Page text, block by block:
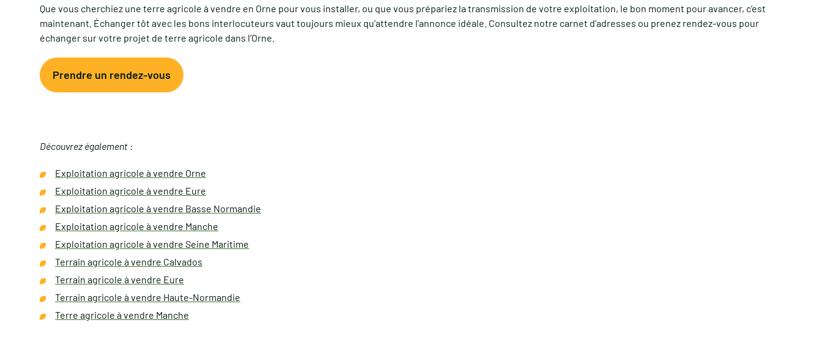
Que vous cherchiez une terre agricole à vendre en Orne pour vous installer, ou que vous prépariez la transmission de votre exploitation, le bon moment pour avancer, c’est
maintenant. Échanger tôt avec les bons interlocuteurs vaut toujours mieux qu’attendre l’annonce idéale. Consultez notre carnet d’adresses ou prenez rendez-vous pour
échanger sur votre projet de terre agricole dans l’Orne.
Prendre un rendez-vous
Découvrez également :
Exploitation agricole à vendre Orne
Exploitation agricole à vendre Eure
Exploitation agricole à vendre Basse Normandie
Exploitation agricole à vendre Manche
Exploitation agricole à vendre Seine Maritime
Terrain agricole à vendre Calvados
Terrain agricole à vendre Eure
Terrain agricole à vendre Haute-Normandie
Terre agricole à vendre Manche